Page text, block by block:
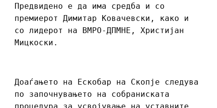
Предвидено е да има средба и со
премиерот Димитар Ковачевски, како и
со лидерот на ВМРО-ДПМНЕ, Христијан
Мицкоски.
Доаѓањето на Ескобар на Скопје следува
по започнувањето на собраниската